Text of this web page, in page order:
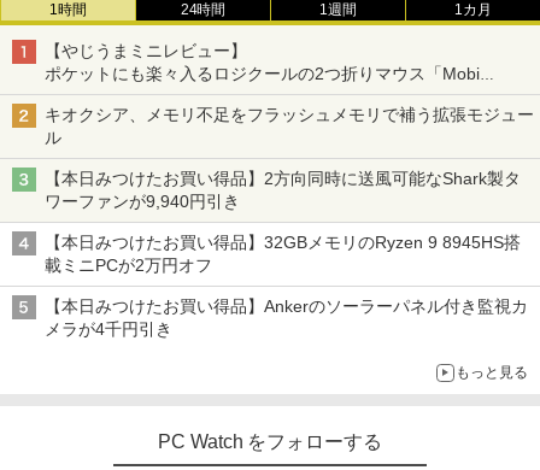
1時間 24時間 1週間 1カ月
【やじうまミニレビュー】
ポケットにも楽々入るロジクールの2つ折りマウス「Mobi
Fold」。その気になるギミックとは？
キオクシア、メモリ不足をフラッシュメモリで補う拡張モジュー
ル
【本日みつけたお買い得品】2方向同時に送風可能なShark製タ
ワーファンが9,940円引き
【本日みつけたお買い得品】32GBメモリのRyzen 9 8945HS搭
載ミニPCが2万円オフ
【本日みつけたお買い得品】Ankerのソーラーパネル付き監視カ
メラが4千円引き
もっと見る
PC Watch をフォローする